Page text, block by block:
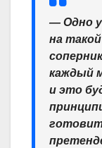
— Одно
на
каждый
и это